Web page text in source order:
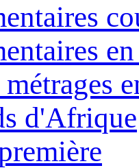
d'Afrique